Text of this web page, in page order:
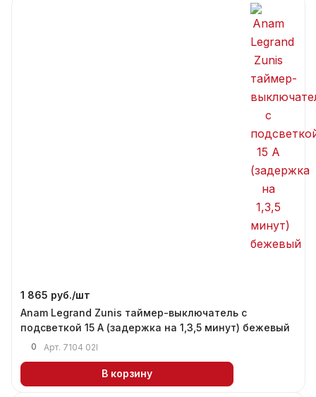
1 865 руб./шт
Anam Legrand Zunis таймер-выключатель с
подсветкой 15 A (задержка на 1,3,5 минут) бежевый
0 Арт. 7104 02I
В корзину